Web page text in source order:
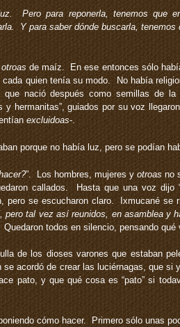
Pero para reponerla, tenemos que
Y para saber dónde buscarla, tenemos
otroas de maíz. En ese entonces sólo
quien tenía su modo. No había
nació después como semillas de
y hermanitas”, guiados por su voz
excluidoas-.
porque no había luz, pero se podían
”. Los hombres, mujeres y otroas no
callados. Hasta que una voz dijo
pero se escucharon claro. Ixmucané se
tal vez así reunidos, en asamblea y
Quedaron todos en silencio, pensando qué
de los dioses varones que estaban
acordó de crear las luciérnagas, que si
pato, y que qué cosa es “pato” si
cómo hacer. Primero sólo unas